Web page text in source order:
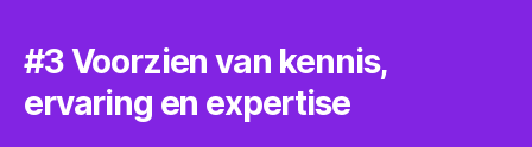
#3 Voorzien van kennis,
ervaring en expertise